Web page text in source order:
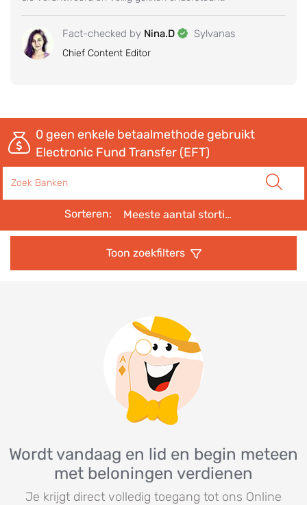
Fact-checked by Nina.D Sylvanas
Chief Content Editor
0 geen enkele betaalmethode gebruikt
Electronic Fund Transfer (EFT)
Sorteren: Meeste aantal stortingen eerst
Toon zoekfilters
Wordt vandaag en lid en begin meteen
met beloningen verdienen
Je krijgt direct volledig toegang tot ons Online